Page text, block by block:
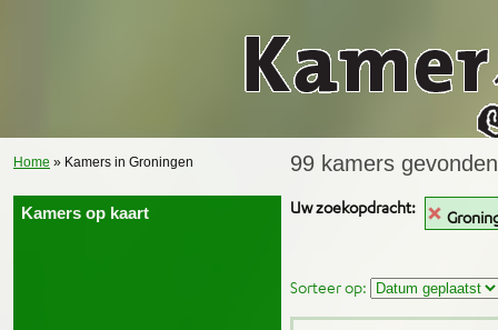
Home » Kamers in Groningen
Kamers op kaart
99 kamers
Uw zoekopdracht:
Sorteer op: